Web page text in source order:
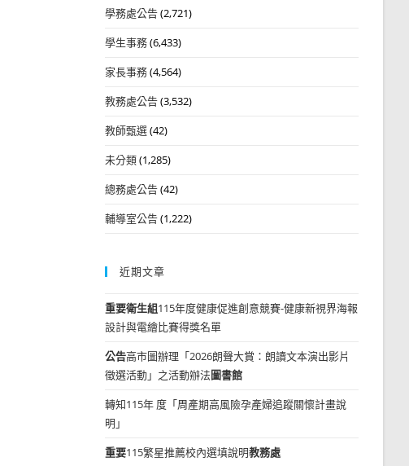
學務處公告(2,721)
學生事務(6,433)
家長事務(4,564)
教務處公告(3,532)
教師甄選(42)
未分類(1,285)
總務處公告(42)
輔導室公告(1,222)
近期文章
重要衛生組115年度健康促進創意競賽-健康新視界海報
設計與電繪比賽得獎名單
公告高市圖辦理「2026朗聲大賞：朗讀文本演出影片
徵選活動」之活動辦法圖書館
轉知115年 度「周產期高風險孕產婦追蹤關懷計畫說
明」
重要115繁星推薦校內選填說明教務處